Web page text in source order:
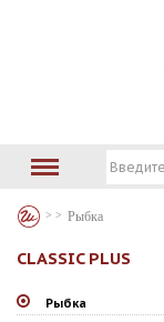
Рыбка
CLASSIC PLUS
Рыбка